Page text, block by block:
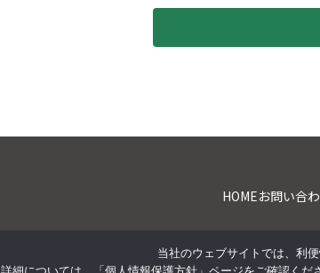
HOMEお問い合
当社のウェブサイトでは、利